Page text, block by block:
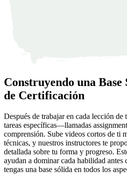
Construyendo una
de Certificación
Después de trabajar en cada lección
tareas específicas—llamadas
comprensión. Sube videos cortos de ti
técnicas, y nuestros instructores te
detallada sobre tu forma y progreso.
ayudan a dominar cada habilidad antes
tengas una base sólida en todos los